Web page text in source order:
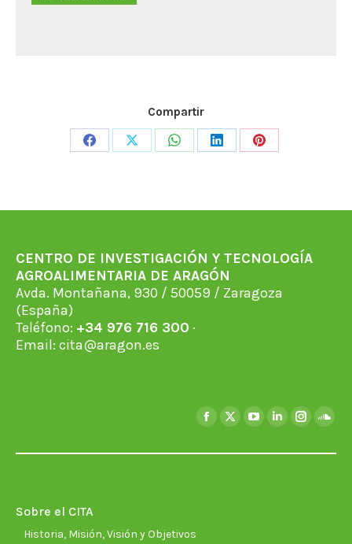
Compartir
Share
Share
Share
Share
Share
CENTRO DE INVESTIGACIÓN Y TECNOLOGÍA
AGROALIMENTARIA DE ARAGÓN
Avda. Montañana, 930 / 50059 / Zaragoza
(España)
Teléfono: +34 976 716 300 ·
Email: cita@aragon.es
Facebook
X
YouTubeLinkedin
Sobre el CITA
Historia, Misión, Visión y Objetivos